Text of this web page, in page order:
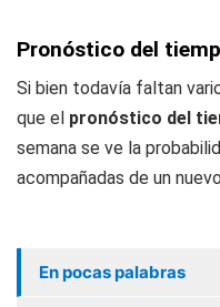
Pronóstico del
Si bien todavía faltan
que el pronóstico del
semana se ve la
acompañadas de un
En pocas palabras